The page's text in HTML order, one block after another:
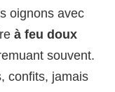
oignons avec
à feu doux
souvent.
confits, jamais